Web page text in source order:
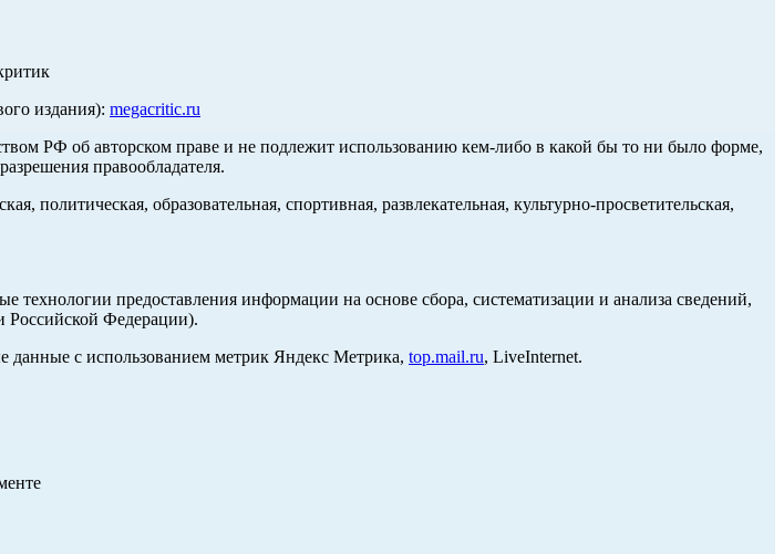
издания): megacritic.ru
РФ об авторском праве и не подлежит использованию кем-либо в какой бы то ни было форме,
правообладателя.
образовательная, спортивная, развлекательная, культурно-просветительская,
предоставления информации на основе сбора, систематизации и анализа сведений,
Российской Федерации).
данные с использованием метрик Яндекс Метрика, top.mail.ru, LiveInternet.